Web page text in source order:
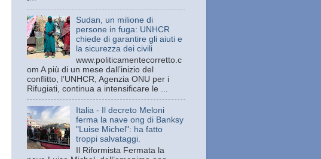
Sudan, un milione di
persone in fuga: UNHCR
chiede di garantire gli aiuti e
la sicurezza dei civili
www.politicamentecorretto.c
om A più di un mese dall’inizio del
conflitto, l’UNHCR, Agenzia ONU per i
Rifugiati, continua a intensificare le ...
Italia - Il decreto Meloni
ferma la nave ong di Banksy
"Luise Michel": ha fatto
troppi salvataggi.
Il Riformista Fermata la